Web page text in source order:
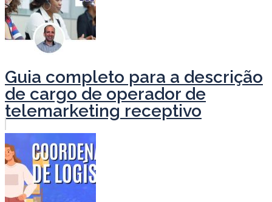
Guia completo para a descrição
de cargo de operador de
telemarketing receptivo